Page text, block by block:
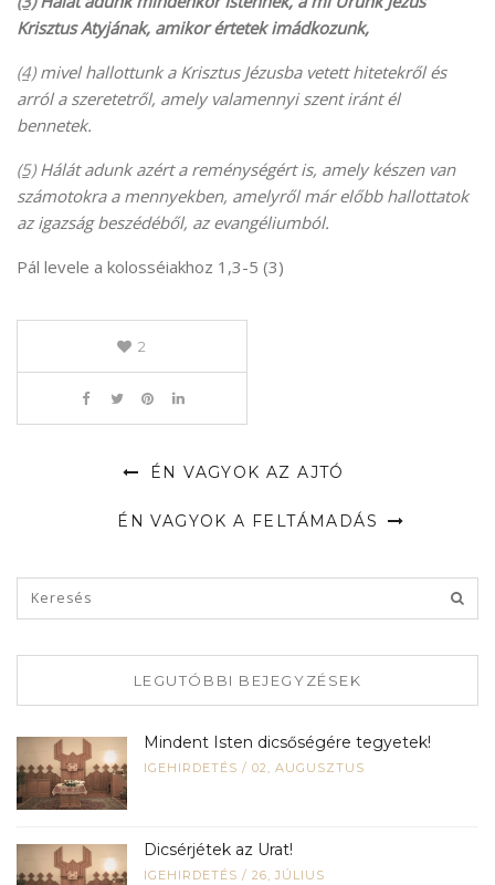
Krisztus Atyjának, amikor értetek imádkozunk,
(4)mivel hallottunk a Krisztus Jézusba vetett hitetekről és
arról a szeretetről, amely valamennyi szent iránt él
bennetek.
(5)Hálát adunk azért a reménységért is, amely készen van
számotokra a mennyekben, amelyről már előbb hallottatok
az igazság beszédéből, az evangéliumból.
Pál levele a kolosséiakhoz 1,3-5 (3)
2
ÉN VAGYOK AZ AJTÓ
ÉN VAGYOK A FELTÁMADÁS
LEGUTÓBBI BEJEGYZÉSEK
Mindent Isten dicsőségére tegyetek!
IGEHIRDETÉS / 02, AUGUSZTUS
Dicsérjétek az Urat!
IGEHIRDETÉS / 26, JÚLIUS